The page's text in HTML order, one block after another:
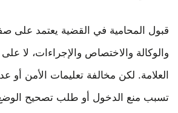
قبول المحامية في القضية يعتمد على
والوكالة والاختصاص والإجراءات، لا
العلامة. لكن مخالفة تعليمات الأمن أو
تسبب منع الدخول أو طلب تصحيح